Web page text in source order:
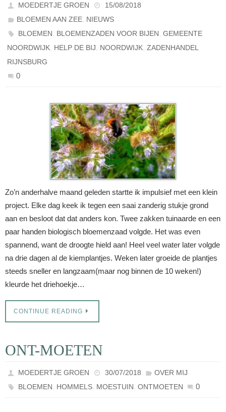
MOEDERTJE GROEN
15/08/2018
BLOEMEN AAN ZEE, NIEUWS
BLOEMEN, BLOEMENZADEN VOOR BIJEN,GEMEENTE
NOORDWIJK, HELP DE BIJ, NOORDWIJK, ZADENHANDEL
RIJNSBURG
0
Zo’n anderhalve maand geleden startte ik impulsief met een klein
project. Elke dag keek ik tegen een saai zanderig stukje grond
aan en besloot dat dat anders kon. Twee zakken tuinaarde en een
paar handen biologisch bloemenzaad volgde. Het was even
spannend, want de droogte hield aan! Heel veel water later volgde
na drie dagen al de kiemplantjes. Weken later groeide de plantjes
steeds sneller en langzaam(maar nog binnen de 10 weken!)
kleurde het driehoekje…
CONTINUE READING
ONT-MOETEN
MOEDERTJE GROEN 30/07/2018
OVER MIJ
BLOEMEN, HOMMELS, MOESTUIN,ONTMOETEN 0